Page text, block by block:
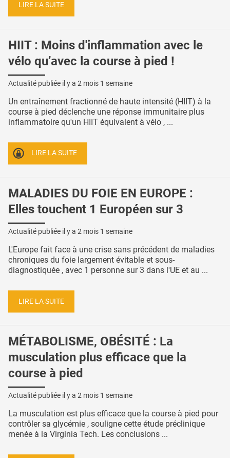
LIRE LA SUITE
HIIT : Moins d'inflammation avec le
vélo qu’avec la course à pied !
Actualité publiée il y a 2 mois 1 semaine
Un entraînement fractionné de haute intensité (HIIT) à la
course à pied déclenche une réponse immunitaire plus
inflammatoire qu'un HIIT équivalent à vélo , ...
LIRE LA SUITE
MALADIES DU FOIE EN EUROPE :
Elles touchent 1 Européen sur 3
Actualité publiée il y a 2 mois 1 semaine
L'Europe fait face à une crise sans précédent de maladies
chroniques du foie largement évitable et sous-
diagnostiquée , avec 1 personne sur 3 dans l'UE et au ...
LIRE LA SUITE
MÉTABOLISME, OBÉSITÉ : La
musculation plus efficace que la
course à pied
Actualité publiée il y a 2 mois 1 semaine
La musculation est plus efficace que la course à pied pour
contrôler sa glycémie , souligne cette étude préclinique
menée à la Virginia Tech. Les conclusions ...